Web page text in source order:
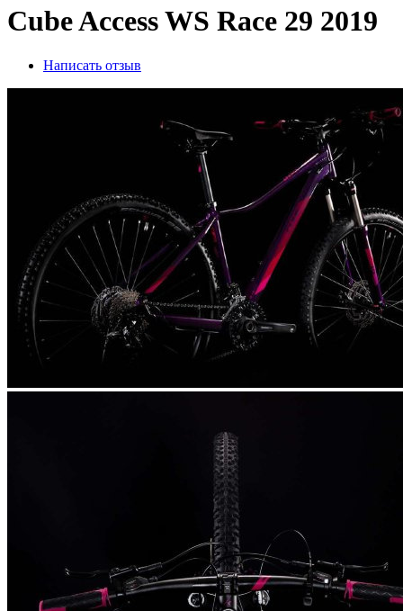
Cube Access WS Race 29 2019
Написать отзыв